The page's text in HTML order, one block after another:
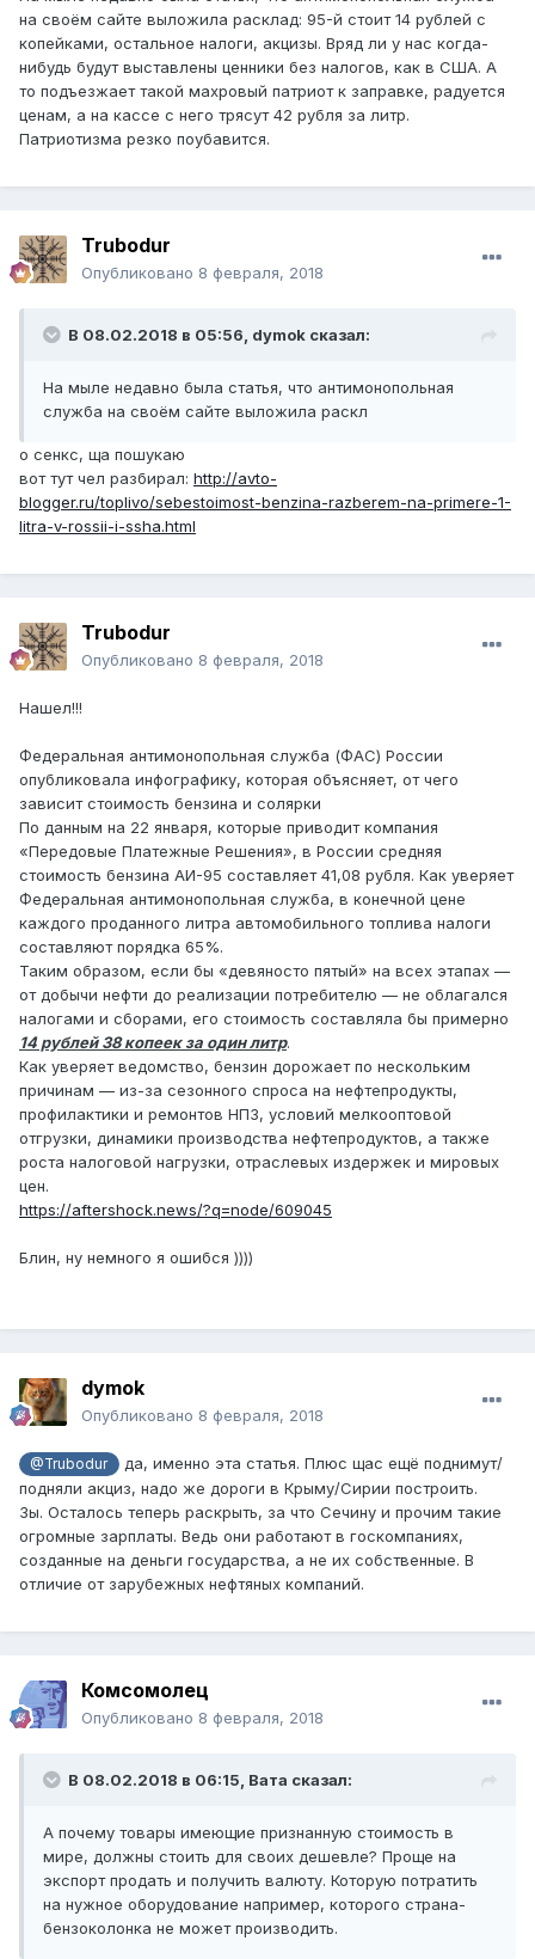
на своём сайте выложила расклад: 95-й стоит 14 рублей с
копейками, остальное налоги, акцизы. Вряд ли у нас когда-
нибудь будут выставлены ценники без налогов, как в США. А
то подъезжает такой махровый патриот к заправке, радуется
ценам, а на кассе с него трясут 42 рубля за литр.
Патриотизма резко поубавится.
Trubodur
Опубликовано 8 февраля, 2018
В 08.02.2018 в 05:56, dymok сказал:
На мыле недавно была статья, что антимонопольная
служба на своём сайте выложила раскл
о сенкс, ща пошукаю
вот тут чел разбирал: http://avto-
blogger.ru/toplivo/sebestoimost-benzina-razberem-na-primere-1-
litra-v-rossii-i-ssha.html
Trubodur
Опубликовано 8 февраля, 2018
Нашел!!!
Федеральная антимонопольная служба (ФАС) России
опубликовала инфографику, которая объясняет, от чего
зависит стоимость бензина и солярки
По данным на 22 января, которые приводит компания
«Передовые Платежные Решения», в России средняя
стоимость бензина АИ-95 составляет 41,08 рубля. Как уверяет
Федеральная антимонопольная служба, в конечной цене
каждого проданного литра автомобильного топлива налоги
составляют порядка 65%.
Таким образом, если бы «девяносто пятый» на всех этапах —
от добычи нефти до реализации потребителю — не облагался
налогами и сборами, его стоимость составляла бы примерно
14 рублей 38 копеек за один литр.
Как уверяет ведомство, бензин дорожает по нескольким
причинам — из-за сезонного спроса на нефтепродукты,
профилактики и ремонтов НПЗ, условий мелкооптовой
отгрузки, динамики производства нефтепродуктов, а также
роста налоговой нагрузки, отраслевых издержек и мировых
цен.
https://aftershock.news/?q=node/609045
Блин, ну немного я ошибся ))))
dymok
Опубликовано 8 февраля, 2018
@Trubodur
да, именно эта статья. Плюс щас ещё поднимут/
подняли акциз, надо же дороги в Крыму/Сирии построить.
Зы. Осталось теперь раскрыть, за что Сечину и прочим такие
огромные зарплаты. Ведь они работают в госкомпаниях,
созданные на деньги государства, а не их собственные. В
отличие от зарубежных нефтяных компаний.
Комсомолец
Опубликовано 8 февраля, 2018
В 08.02.2018 в 06:15, Вата сказал:
А почему товары имеющие признанную стоимость в
мире, должны стоить для своих дешевле? Проще на
экспорт продать и получить валюту. Которую потратить
на нужное оборудование например, которого страна-
бензоколонка не может производить.